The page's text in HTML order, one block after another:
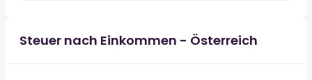
Steuer nach Einkommen - Österreich